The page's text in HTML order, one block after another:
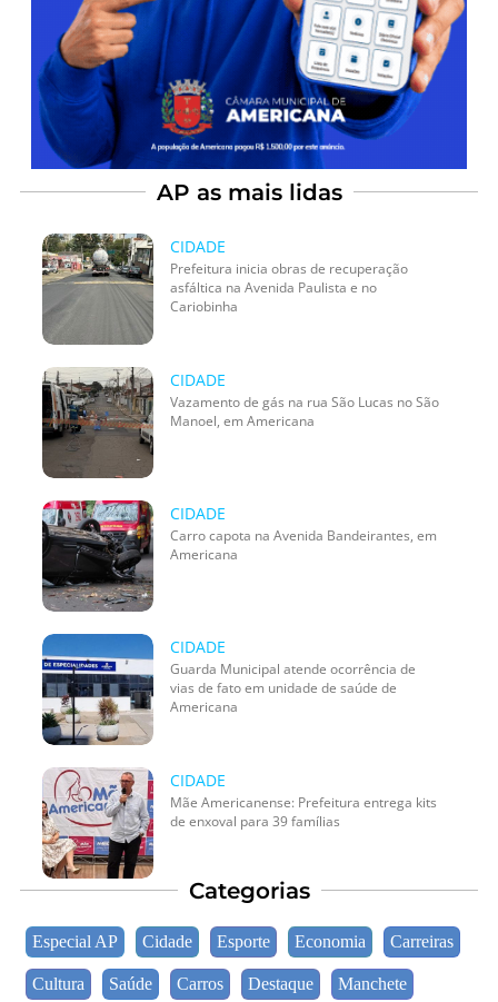
AP as mais lidas
CIDADE
Prefeitura inicia obras de recuperação
asfáltica na Avenida Paulista e no
Cariobinha
CIDADE
Vazamento de gás na rua São Lucas no São
Manoel, em Americana
CIDADE
Carro capota na Avenida Bandeirantes, em
Americana
CIDADE
Guarda Municipal atende ocorrência de
vias de fato em unidade de saúde de
Americana
CIDADE
Mãe Americanense: Prefeitura entrega kits
de enxoval para 39 famílias
Categorias
Especial AP Cidade Esporte Economia Carreiras
Cultura Saúde Carros Destaque Manchete